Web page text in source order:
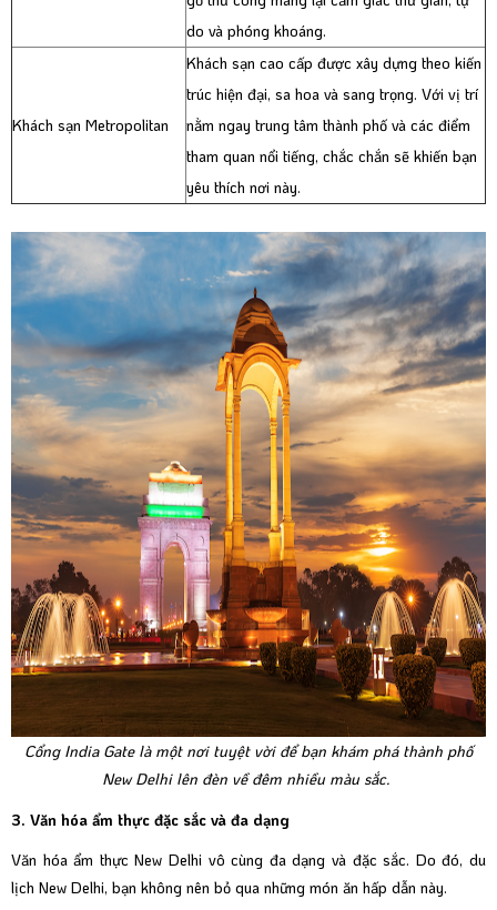
do và phóng khoáng.
Khách sạn Metropolitan
Khách sạn cao cấp được xây dựng theo kiến
trúc hiện đại, sa hoa và sang trọng. Với vị trí
nằm ngay trung tâm thành phố và các điểm
tham quan nổi tiếng, chắc chắn sẽ khiến bạn
yêu thích nơi này.
Cổng India Gate là một nơi tuyệt vời để bạn khám phá thành phố
New Delhi lên đèn về đêm nhiều màu sắc.
3. Văn hóa ẩm thực đặc sắc và đa dạng
Văn hóa ẩm thực New Delhi vô cùng đa dạng và đặc sắc. Do đó, du
lịch New Delhi, bạn không nên bỏ qua những món ăn hấp dẫn này.